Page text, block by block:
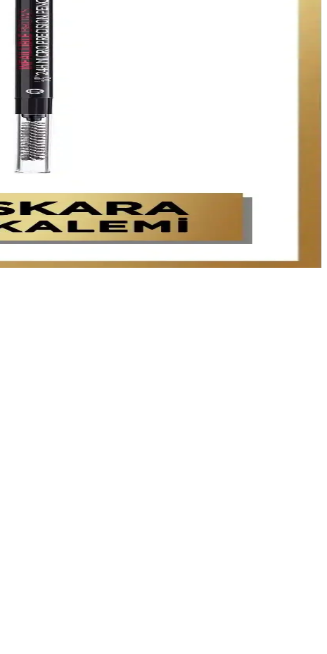
ile ihtiyaçlarınıza en uygun olanı seçin.
sunar, hızlı ve pratik uygulama sağlar.
yardımcı oluyoruz.
öne çıkar.